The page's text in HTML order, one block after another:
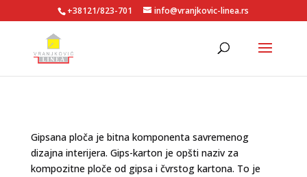
+38121/823-701 info@vranjkovic-linea.rs
Gipsana ploča je bitna komponenta savremenog
dizajna interijera. Gips-karton je opšti naziv za
kompozitne ploče od gipsa i čvrstog kartona. To je